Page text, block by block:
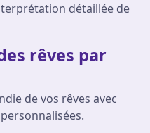
détaillée de
rêves par
de vos rêves avec